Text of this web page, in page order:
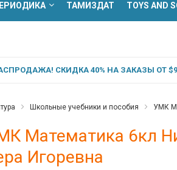
ТАМИЗДАТ TOYS AND
СКИДКА 40% НА ЗАКАЗЫ ОТ
Школьные учебники и пособия УМК
Математика 6кл
Игоревна